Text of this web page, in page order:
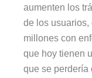
aumenten los
de los usuarios,
millones con
que hoy tienen
que se perdería